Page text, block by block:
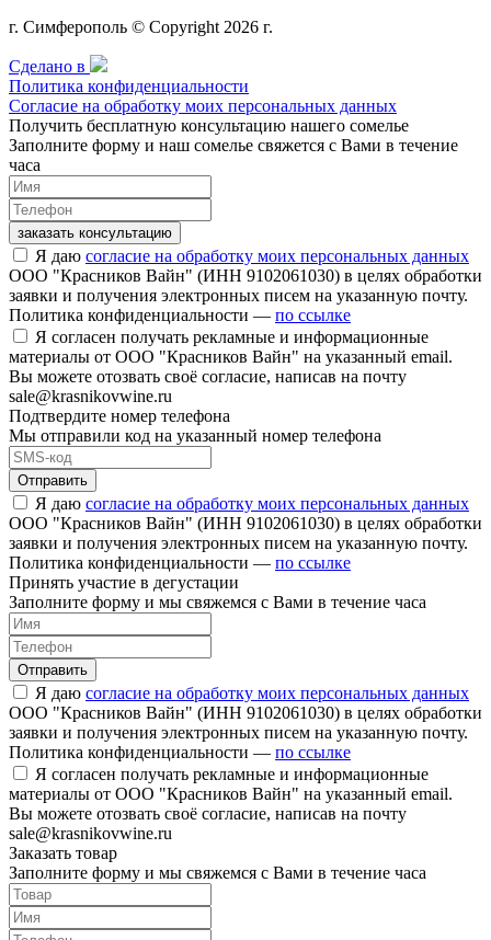
г. Симферополь © Copyright 2026 г.
Сделано в
Политика конфиденциальности
Согласие на обработку моих персональных данных
Получить бесплатную консультацию нашего сомелье
Заполните форму и наш сомелье свяжется с Вами в течение
часа
заказать консультацию
Я даю согласие на обработку моих персональных данных
ООО "Красников Вайн" (ИНН 9102061030) в целях обработки
заявки и получения электронных писем на указанную почту.
Политика конфиденциальности — по ссылке
Я согласен получать рекламные и информационные
материалы от ООО "Красников Вайн" на указанный email.
Вы можете отозвать своё согласие, написав на почту
sale@krasnikovwine.ru
Подтвердите номер телефона
Мы отправили код на указанный номер телефона
Отправить
Я даю согласие на обработку моих персональных данных
ООО "Красников Вайн" (ИНН 9102061030) в целях обработки
заявки и получения электронных писем на указанную почту.
Политика конфиденциальности — по ссылке
Принять участие в дегустации
Заполните форму и мы свяжемся с Вами в течение часа
Отправить
Я даю согласие на обработку моих персональных данных
ООО "Красников Вайн" (ИНН 9102061030) в целях обработки
заявки и получения электронных писем на указанную почту.
Политика конфиденциальности — по ссылке
Я согласен получать рекламные и информационные
материалы от ООО "Красников Вайн" на указанный email.
Вы можете отозвать своё согласие, написав на почту
sale@krasnikovwine.ru
Заказать товар
Заполните форму и мы свяжемся с Вами в течение часа